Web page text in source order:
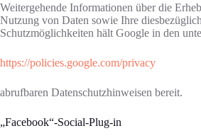
Weitergehende Informationen über die
Nutzung von Daten sowie Ihre
Schutzmöglichkeiten hält Google in den
https://policies.google.com/privacy
abrufbaren Datenschutzhinweisen bereit.
„Facebook“-Social-Plug-in